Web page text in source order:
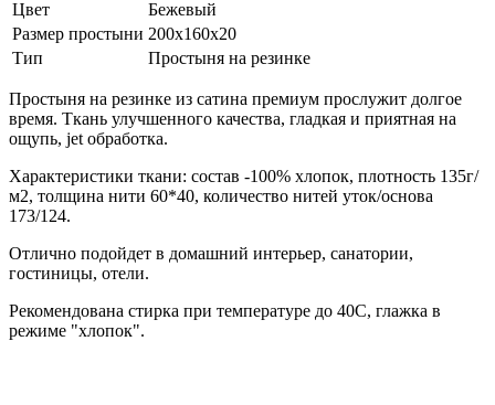
Цвет
Бежевый
Размер простыни 200х160х20
Тип
Простыня на резинке
Простыня на резинке из сатина премиум прослужит долгое
время. Ткань улучшенного качества, гладкая и приятная на
ощупь, jet обработка.
Характеристики ткани: состав -100% хлопок, плотность 135г/
м2, толщина нити 60*40, количество нитей уток/основа
173/124.
Отлично подойдет в домашний интерьер, санатории,
гостиницы, отели.
Рекомендована стирка при температуре до 40С, глажка в
режиме "хлопок".